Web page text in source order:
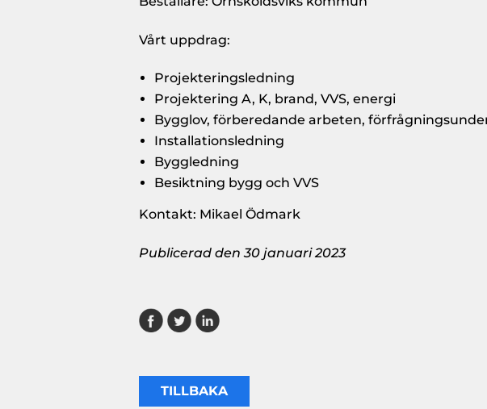
Vårt uppdrag:
Projekteringsledning
Projektering A, K, brand, VVS, energi
Bygglov, förberedande arbeten,
Installationsledning
Byggledning
Besiktning bygg och VVS
Kontakt: Mikael Ödmark
Publicerad den 30 januari 2023
TILLBAKA